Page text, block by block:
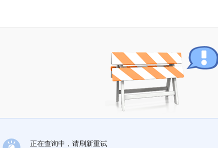
正在查询中，请刷新重试